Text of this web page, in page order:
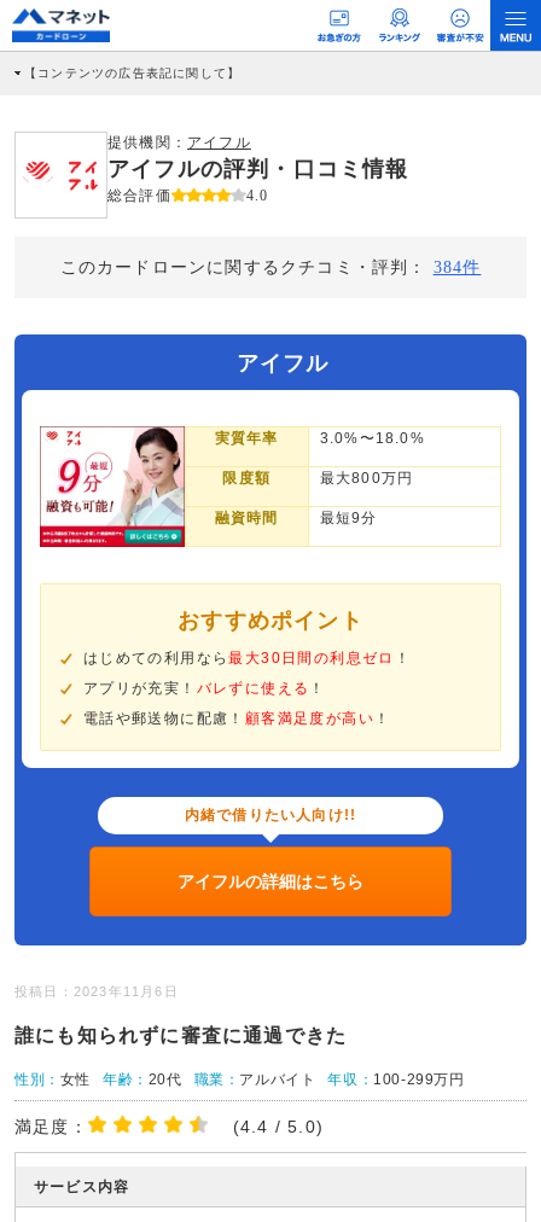
【コンテンツの広告表記に関して】
社に対して企業から紹介報酬が支払われるという収益モデルです。 ただし、特定の
商品を根拠なくPRするものではなく、当編集部の調査／ユーザーへの口コミ収集な
どに基づき、公平性を担保した情報提供を行っています。
>提携企業一覧
提供機関： アイフル
アイフルの評判・口コミ情報
総合評価 4.0
このカードローンに関するクチコミ・評判： 384件
アイフル
実質年率 3.0%〜18.0%
限度額 最大800万円
融資時間 最短9分
おすすめポイント
はじめての利用なら最大30日間の利息ゼロ
！
アプリが充実！ バレずに使える ！
電話や郵送物に配慮！ 顧客満足度が高い ！
内緒で借りたい人向け!!
アイフルの詳細はこちら
投稿日：2023年11月6日
誰にも知られずに審査に通過できた
性別： 女性 年齢： 20代 職業： アルバイト 年収： 100-299万円
満足度： (4.4 / 5.0)
サービス内容